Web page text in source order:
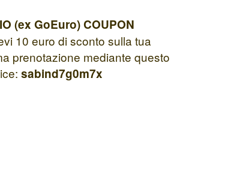
(ex GoEuro) COUPON
10 euro di sconto sulla tua
prenotazione mediante questo
sabind7g0m7x